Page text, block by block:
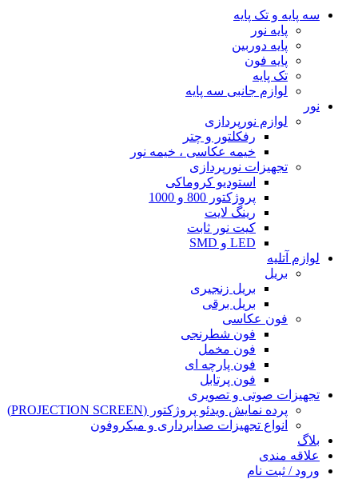
سه پایه و تک پایه
پایه نور
پایه دوربین
پایه فون
تک پایه
لوازم جانبی سه پایه
نور
لوازم نورپردازی
رفکلتور و چتر
خیمه عکاسی ، خیمه نور
تجهیزات نورپردازی
استودیو کروماکی
پروژکتور 800 و 1000
رینگ لایت
کیت نور ثابت
LED و SMD
لوازم آتلیه
بریل
بریل زنجیری
بریل برقی
فون عکاسی
فون شطرنجی
فون مخمل
فون پارچه ای
فون پرتابل
تجهیزات صوتی و تصویری
پرده نمایش ویدئو پروژکتور (PROJECTION SCREEN)
انواع تجهیزات صدابرداری و میکروفون
بلاگ
علاقه مندی
ورود / ثبت نام